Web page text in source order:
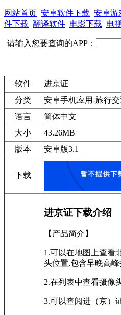
网站首页 安卓软件下载 安卓游
件下载 翻译软件 电影下载 电
请输入您要查询的APP：
软件
进京证
分类
安卓手机应用-旅行
语言
简体中文
大小
43.26MB
版本
安卓版3.1
下载
进京证下载介绍
【产品简介】
1.可以在地图上查看
头位置,包含早晚高峰
2.在列表中查看摄像
3.可以查阅进（京）